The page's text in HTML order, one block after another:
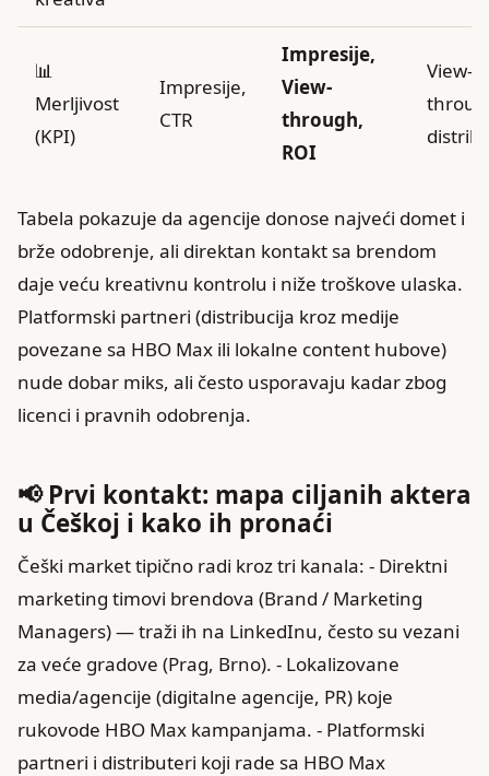
📊
Merljivost
(KPI)
Impresije,
CTR
Impresije,
View-
through,
ROI
View-
Tabela pokazuje da agencije donose najveći domet i
brže odobrenje, ali direktan kontakt sa brendom
daje veću kreativnu kontrolu i niže troškove ulaska.
Platformski partneri (distribucija kroz medije
povezane sa HBO Max ili lokalne content hubove)
nude dobar miks, ali često usporavaju kadar zbog
licenci i pravnih odobrenja.
📢 Prvi kontakt: mapa ciljanih aktera
u Češkoj i kako ih pronaći
Češki market tipično radi kroz tri kanala: - Direktni
marketing timovi brendova (Brand / Marketing
Managers) — traži ih na LinkedInu, često su vezani
za veće gradove (Prag, Brno). - Lokalizovane
media/agencije (digitalne agencije, PR) koje
rukovode HBO Max kampanjama. - Platformski
partneri i distributeri koji rade sa HBO Max